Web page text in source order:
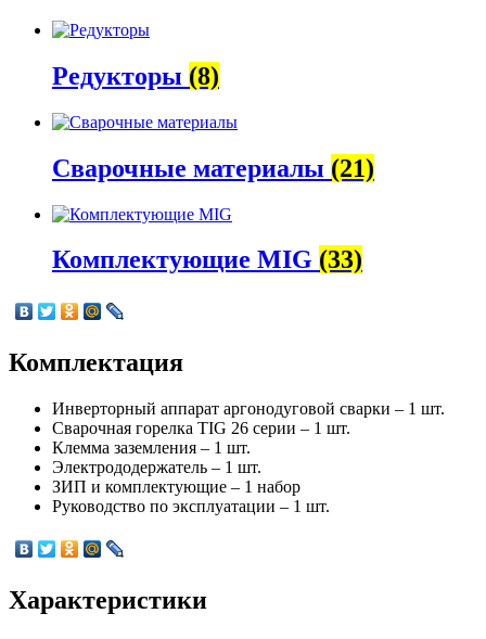
Редукторы (8)
Сварочные материалы (21)
Комплектующие MIG (33)
Комплектация
Инверторный аппарат аргонодуговой сварки – 1 шт.
Сварочная горелка TIG 26 серии – 1 шт.
Клемма заземления – 1 шт.
Электрододержатель – 1 шт.
ЗИП и комплектующие – 1 набор
Руководство по эксплуатации – 1 шт.
Характеристики